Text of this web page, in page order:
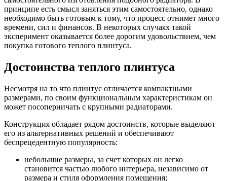
принципе есть смысл заняться этим самостоятельно, однако
необходимо быть готовым к тому, что процесс отнимет много
времени, сил и финансов. В некоторых случаях такой
эксперимент оказывается более дорогим удовольствием, чем
покупка готового теплого плинтуса.
Достоинства теплого плинтуса
Несмотря на то что плинтус отличается компактными
размерами, по своим функциональным характеристикам он
может посоперничать с крупными радиаторами.
Конструкция обладает рядом достоинств, которые выделяют
его из альтернативных решений и обеспечивают
беспрецедентную популярность:
небольшие размеры, за счет которых он легко
становится частью любого интерьера, независимо от
размера и стиля оформления помещения;